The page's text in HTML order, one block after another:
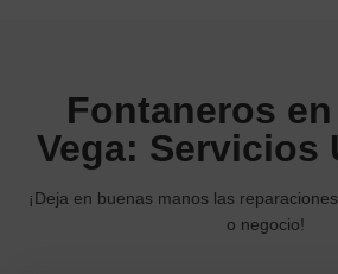
Fontaneros
Vega: Servicios
¡Deja en buenas manos las
o negocio!